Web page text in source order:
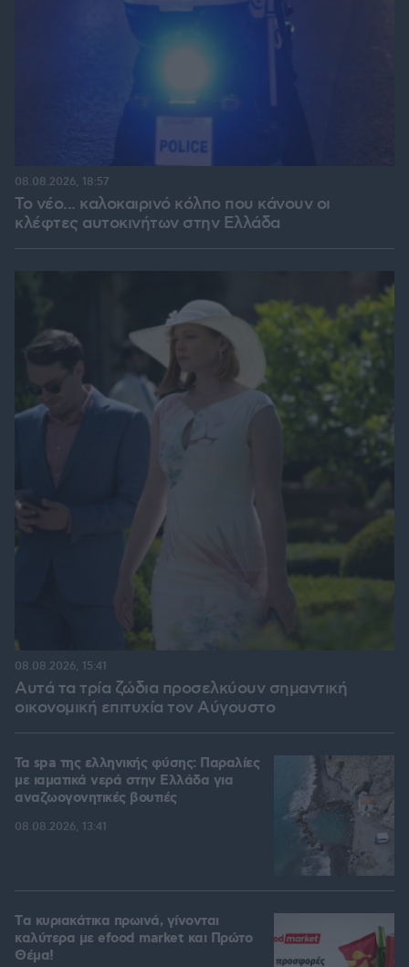
Το νέο... καλοκαιρινό κόλπο που κάνουν οι
κλέφτες αυτοκινήτων στην Ελλάδα
08.08.2026, 18:57
Αυτά τα τρία ζώδια προσελκύουν σημαντική
οικονομική επιτυχία τον Αύγουστο
08.08.2026, 15:41
Τα spa της ελληνικής φύσης: Παραλίες
με ιαματικά νερά στην Ελλάδα για
αναζωογονητικές βουτιές
08.08.2026, 13:41
Tα κυριακάτικα πρωινά, γίνονται
καλύτερα με efood market και Πρώτο
Θέμα!